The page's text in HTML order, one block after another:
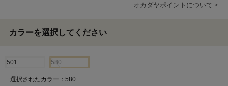
オカダヤポイントについて >
カラーを選択してください
501 580
選択されたカラー：580